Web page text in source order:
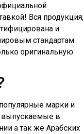
Вся продукция,
и
стандартам
оригинальную
марки и
выпускаемые в
а так же Арабских